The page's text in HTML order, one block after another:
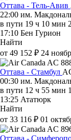
Оттава - Тель-Авив
22:00 им.
в пути 19 ч 10 мин
17:10 Бен Гурион
Найти
от 49 152 ₽ 24
Оттава - Стамбул
00:30 им.
в пути 12 ч 55 мин
13:25 Ататюрк
Найти
от 33 116 ₽ 01
Оттава -